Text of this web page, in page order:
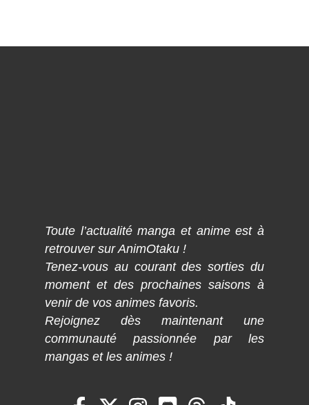
Toute l’actualité manga et anime est à
retrouver sur AnimOtaku !
Tenez-vous au courant des sorties du
moment et des prochaines saisons à
venir de vos animes favoris.
Rejoignez dès maintenant une
communauté passionnée par les
mangas et les animes !